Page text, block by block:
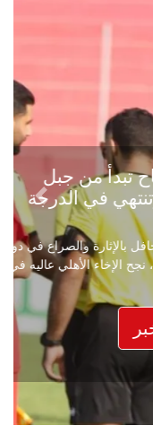
في دوري
عاليه في
Next